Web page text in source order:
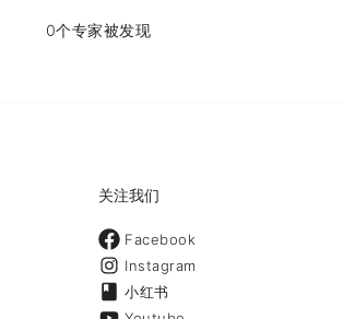
0个专家被发现
关注我们
Facebook
Instagram
小红书